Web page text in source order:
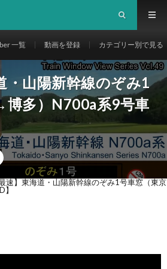
一覧 動画を登録 カテゴリー別で見る
・山陽新幹線のぞみ1
多）N700a系9号車
速】東海道・山陽新幹線のぞみ1号車窓（東京